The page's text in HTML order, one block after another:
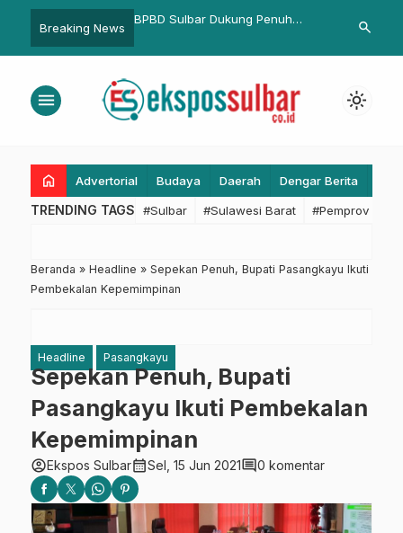
Breaking News
Koperasi ASN
Ridwan Kamil: 3.500 Warga
Jabar
Berkah
Harapan
search
menu light_mode
home Advertorial Budaya Daerah Dengar Berita
TRENDING TAGS #Sulbar #Sulawesi Barat #Pemprov
Beranda » Headline » Sepekan Penuh, Bupati Pasangkayu Ikuti
Pembekalan Kepemimpinan
Headline Pasangkayu
Sepekan Penuh, Bupati
Pasangkayu Ikuti Pembekalan
Kepemimpinan
account_circleEkspos Sulbarcalendar_monthSel, 15 Jun 2021comment0 komentar